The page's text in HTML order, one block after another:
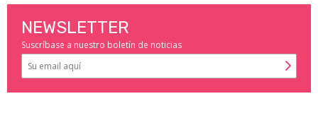
NEWSLETTER
Suscríbase a nuestro boletín de noticias